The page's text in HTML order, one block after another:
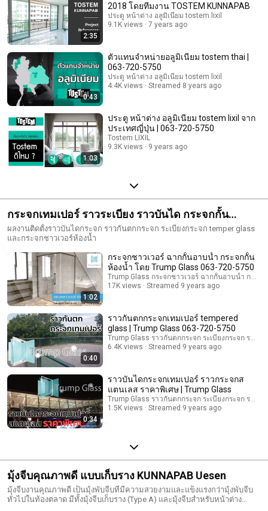
และ Glass House สนใจติดต่อ Tel & Line: 063-720-5750
2:35
2018 โดยทีมงาน TOSTEM KUNNAPAB
ประตู หน้าต่าง อลูมิเนียม tostem lixil
9.1K views
7 years ago
0:43
ตัวแทนจําหน่ายอลูมิเนียม tostem thai |
063-720-5750
ประตู หน้าต่าง อลูมิเนียม tostem lixil
4.4K views
Streamed 8 years ago
1:03
ประตู หน้าต่าง อลูมิเนียม tostem lixil จาก
ประเทศญี่ปุ่น | 063-720-5750
Tostem LIXIL
9.3K views
9 years ago
กระจกเทมเปอร์ ราวระเบียง ราวบันได กระจกกั้น
กระจกชาวเวอร์
ผลงานติดตั้งราวบันไดกระจก ราวกันตกกระจก ระเบียงกระจก temper glass
และกระจกชาวเวอร์ห้องน้ำ
1:02
กระจกชาวเวอร์ ฉากกั้นอาบน้ำ กระจกกั้น
ห้องน้ำ โดย Trump Glass 063-720-5750
Trump Glass กระจกชาวเวอร์​ ฉากกั้นอาบน้ำ กระจ
17K views
Streamed 9 years ago
0:40
ราวกันตกกระจกเทมเปอร์ tempered
glass | Trump Glass 063-720-5750
Trump Glass ราวกันตกกระจก ระเบียงกระจก ราวบั
6.4K views
Streamed 9 years ago
0:34
ราวบันไดกระจกเทมเปอร์ ราวกระจกส
แตนเลส ราคาพิเศษ | Trump Glass
Trump Glass ราวกันตกกระจก ระเบียงกระจก ราวบั
1.5K views
Streamed 9 years ago
มุ้งจีบคุณภาพดี แบบเก็บราง KUNNAPAB Uesen
มุ้งจีบงานคุณภาพดี เป็นมุ้งพับจีบที่มีความสวยงามและแข็งแรงกว่ามุ้งพับจีบ
ทั่วไปในท้องตลาด มีทั้งมุ้งจีบเก็บราง (Type A) และมุ้งจีบสำหรับหน้าต่าง